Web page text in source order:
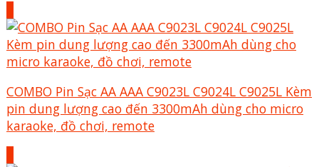
COMBO Pin Sạc AA AAA C9023L C9024L C9025L Kèm
pin dung lượng cao đến 3300mAh dùng cho micro
karaoke, đồ chơi, remote